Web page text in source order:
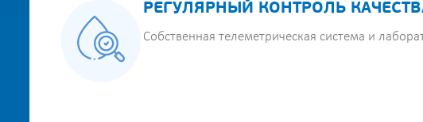
РЕГУЛЯРНЫЙ КОНТРОЛЬ
Собственная телеметрическая система и